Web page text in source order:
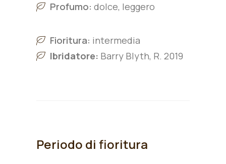
Profumo: dolce, leggero
Fioritura: intermedia
Ibridatore: Barry Blyth, R. 2019
Periodo di fioritura